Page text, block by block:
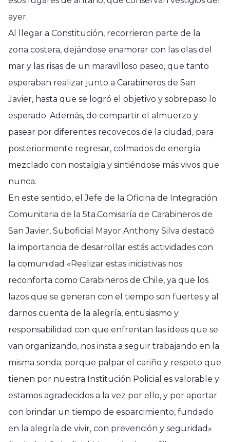
ayer.
Al llegar a Constitución, recorrieron parte de la
zona costera, dejándose enamorar con las olas del
mar y las risas de un maravilloso paseo, que tanto
esperaban realizar junto a Carabineros de San
Javier, hasta que se logró el objetivo y sobrepaso lo
esperado. Además, de compartir el almuerzo y
pasear por diferentes recovecos de la ciudad, para
posteriormente regresar, colmados de energía
mezclado con nostalgia y sintiéndose más vivos que
nunca.
En este sentido, el Jefe de la Oficina de Integración
Comunitaria de la 5ta.Comisaría de Carabineros de
San Javier, Suboficial Mayor Anthony Silva destacó
la importancia de desarrollar estás actividades con
la comunidad «Realizar estas iniciativas nos
reconforta como Carabineros de Chile, ya que los
lazos que se generan con el tiempo son fuertes y al
darnos cuenta de la alegría, entusiasmo y
responsabilidad con que enfrentan las ideas que se
van organizando, nos insta a seguir trabajando en la
misma senda; porque palpar el cariño y respeto que
tienen por nuestra Institución Policial es valorable y
estamos agradecidos a la vez por ello, y por aportar
con brindar un tiempo de esparcimiento, fundado
en la alegría de vivir, con prevención y seguridad»